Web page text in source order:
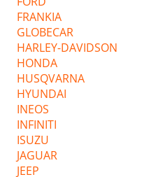
FRANKIA
GLOBECAR
HARLEY-DAVIDSON
HONDA
HUSQVARNA
HYUNDAI
INEOS
INFINITI
ISUZU
JAGUAR
JEEP